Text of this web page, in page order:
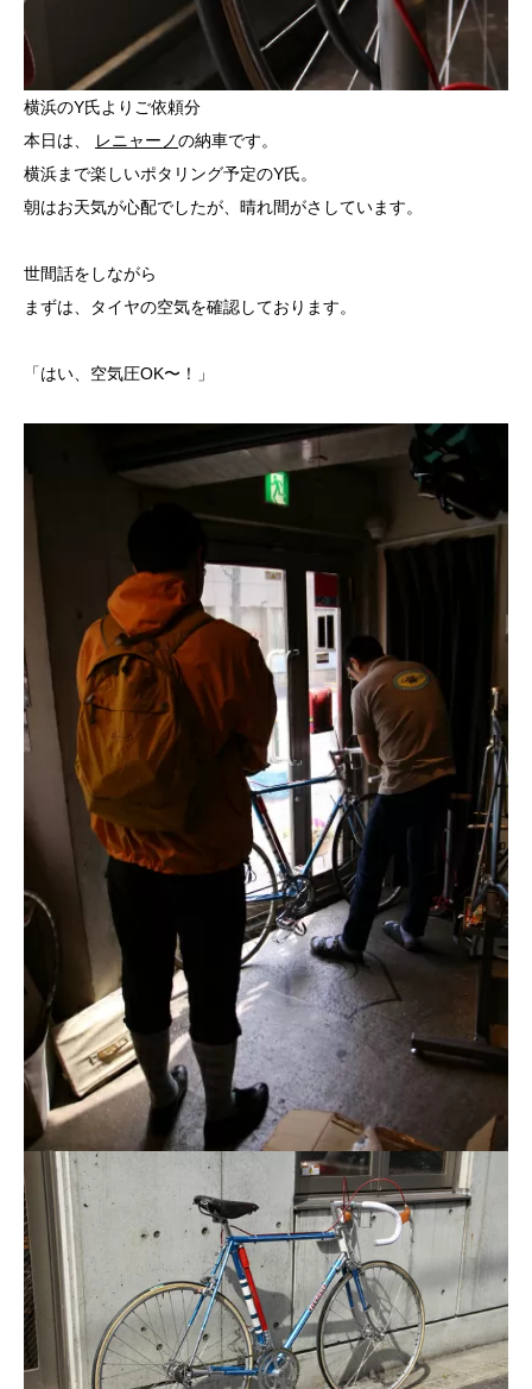
横浜のY氏よりご依頼分
本日は、
レニャーノの納車です。
横浜まで楽しいポタリング予定のY氏。
朝はお天気が心配でしたが、晴れ間がさしています。
世間話をしながら
まずは、タイヤの空気を確認しております。
「はい、空気圧OK〜！」